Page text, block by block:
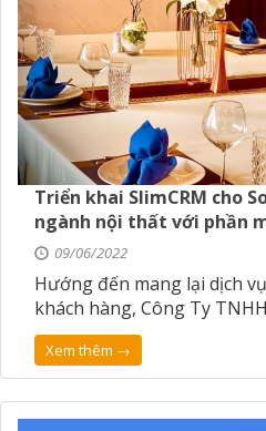
Triển khai SlimCRM cho
ngành nội thất với phần
09/06/2022
Hướng đến mang lại dịch
khách hàng, Công Ty
Xem thêm →